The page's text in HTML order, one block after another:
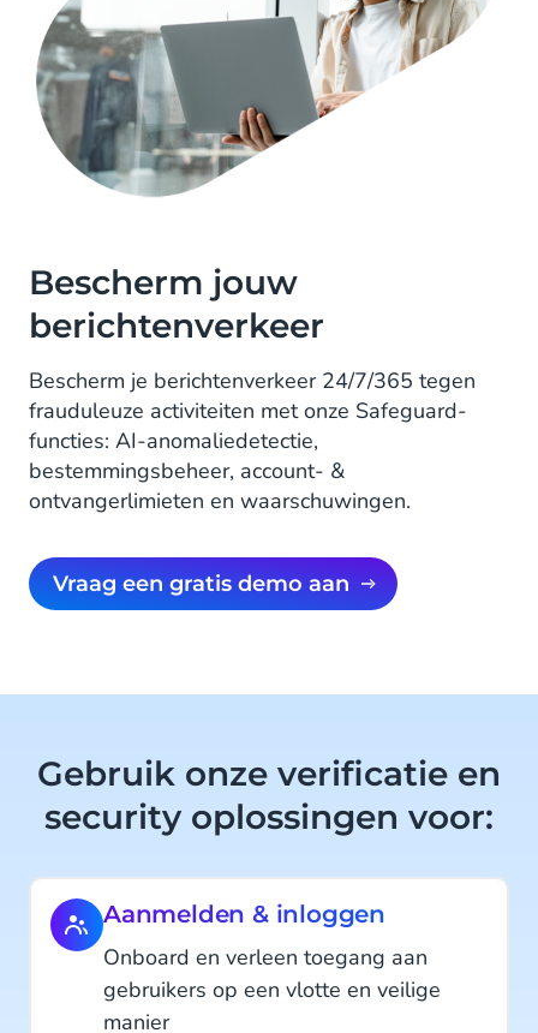
Bescherm jouw
berichtenverkeer
Bescherm je berichtenverkeer 24/7/365 tegen
frauduleuze activiteiten met onze Safeguard-
functies: AI-anomaliedetectie,
bestemmingsbeheer, account- &
ontvangerlimieten en waarschuwingen.
Vraag een gratis demo aan
Gebruik onze verificatie en
security oplossingen voor:
Aanmelden & inloggen
Onboard en verleen toegang aan
gebruikers op een vlotte en veilige
manier